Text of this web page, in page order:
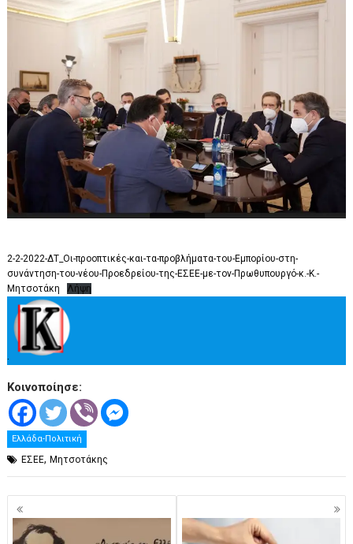
2-2-2022-ΔΤ_Οι-προοπτικές-και-τα-προβλήματα-του-Εμπορίου-στη-
συνάντηση-του-νέου-Προεδρείου-της-ΕΣΕΕ-με-τον-Πρωθυπουργό-κ.-Κ.-
Μητσοτάκη
Λήψη
.
Κοινοποίησε:
Ελλάδα-Πολιτική
ΕΣΕΕ,Μητσοτάκης
Πλοήγηση
άρθρων